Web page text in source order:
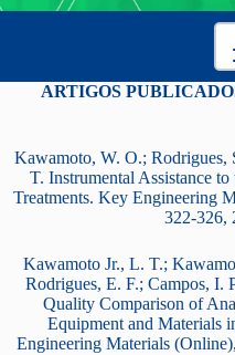
ARTIGOS
Kawamoto, W. O.;
T. Instrumental Assistance
Treatments. Key Engineering
322-326,
Kawamoto Jr., L. T.;
Rodrigues, E. F.; Campos, I.
Quality Comparison of
Equipment and Materials
Engineering Materials